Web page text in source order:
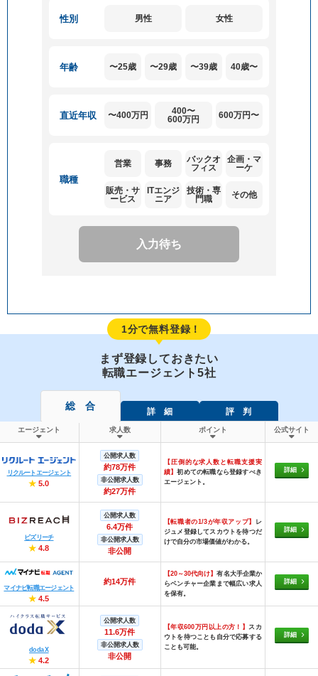
性別 男性 女性
年齢 〜25歳 〜29歳 〜39歳 40歳〜
直近年収 〜400万円
400〜
600万円
600万円〜
職種
営業 事務
バックオ
フィス
企画・マ
ーケ
販売・サ
ービス
ITエンジ
ニア
技術・専
門職
その他
入力待ち
1分で無料登録！
まず登録しておきたい
転職エージェント5社
総 合 詳 細 評 判
エージェント 求人数 ポイント 公式サイト
リクルートエージェント
★ 5.0
公開求人数
約78万件
非公開求人数
約27万件
【圧倒的な求人数と転職支援実
績】初めての転職なら登録すべき
エージェント。
詳細
ビズリーチ
★ 4.8
公開求人数
6.4万件
非公開求人数
非公開
【転職者の1/3が年収アップ】
レ
ジュメ登録してスカウトを待つだ
けで自分の市場価値がわかる。
詳細
マイナビ転職エージェント
★ 4.5
約14万件
【20～30代向け】有名大手企業か
らベンチャー企業まで幅広い求人
を保有。
詳細
doda X
★ 4.2
公開求人数
11.6万件
非公開求人数
非公開
【年収600万円以上の方！】 スカ
ウトを待つことも自分で応募する
ことも可能。
詳細